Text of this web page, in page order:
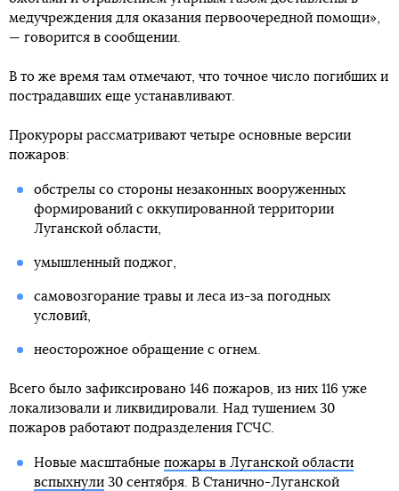
медучреждения для оказания первоочередной помощи»,
— говорится в сообщении.
В то же время там отмечают, что точное число погибших и
пострадавших еще устанавливают.
Прокуроры рассматривают четыре основные версии
пожаров:
обстрелы со стороны незаконных вооруженных
формирований с оккупированной территории
Луганской области,
умышленный поджог,
самовозгорание травы и леса из-за погодных
условий,
неосторожное обращение с огнем.
Всего было зафиксировано 146 пожаров, из них 116 уже
локализовали и ликвидировали. Над тушением 30
пожаров работают подразделения ГСЧС.
Новые масштабные пожары в Луганской области
вспыхнули30 сентября. В Станично-Луганской